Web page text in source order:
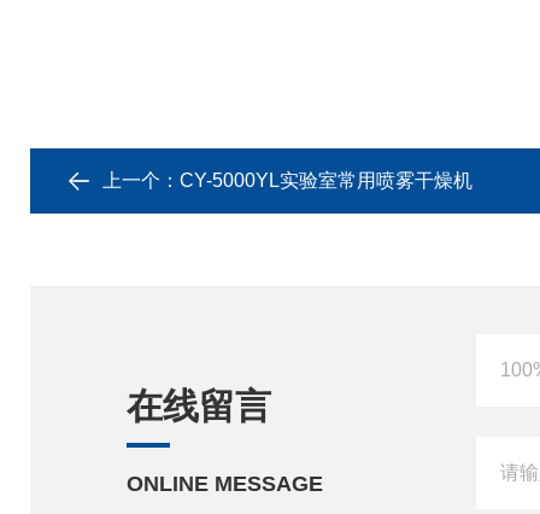
上一个： CY-5000YL实验室常用喷雾干燥机
在线留言
ONLINE MESSAGE